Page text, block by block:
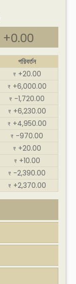
+0.00
পরিবর্তন
₹ +20.00
₹ +6,000.00
₹ -1,720.00
₹ +6,230.00
₹ +4,950.00
₹ -970.00
₹ +20.00
₹ +10.00
₹ -2,390.00
₹ +2,370.00